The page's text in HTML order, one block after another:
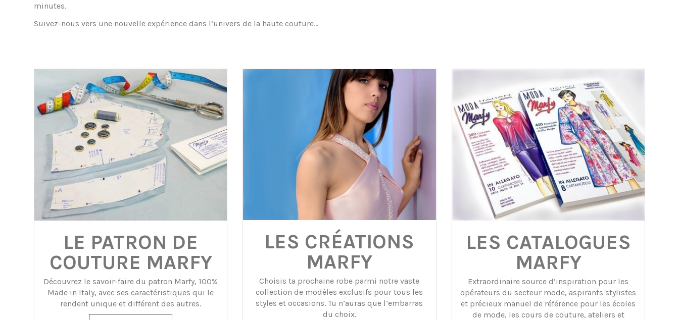
minutes.
Suivez-nous vers une nouvelle expérience dans l’univers de la haute couture…
LE PATRON DE
COUTURE MARFY
Découvrez le savoir-faire du patron Marfy, 100%
Made in Italy, avec ses caractéristiques qui le
rendent unique et différent des autres.
LES CRÉATIONS
MARFY
Choisis ta prochaine robe parmi notre vaste
collection de modèles exclusifs pour tous les
styles et occasions. Tu n’auras que l’embarras
du choix.
LES CATALOGUES
MARFY
Extraordinaire source d’inspiration pour les
opérateurs du secteur mode, aspirants stylistes
et précieux manuel de référence pour les écoles
de mode, les cours de couture, ateliers et